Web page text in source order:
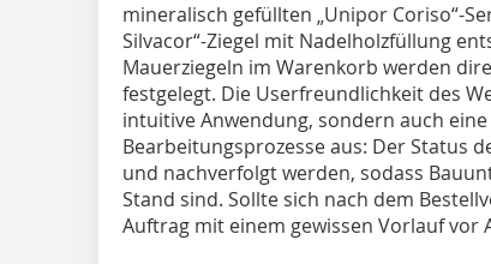
mineralisch gefüllten „Unipor Coriso“-
Silvacor“-Ziegel mit Nadelholzfüllung
Mauerziegeln im Warenkorb werden
festgelegt. Die Userfreundlichkeit des
intuitive Anwendung, sondern auch
Bearbeitungsprozesse aus: Der Status
und nachverfolgt werden, sodass
Stand sind. Sollte sich nach dem
Auftrag mit einem gewissen Vorlauf vor